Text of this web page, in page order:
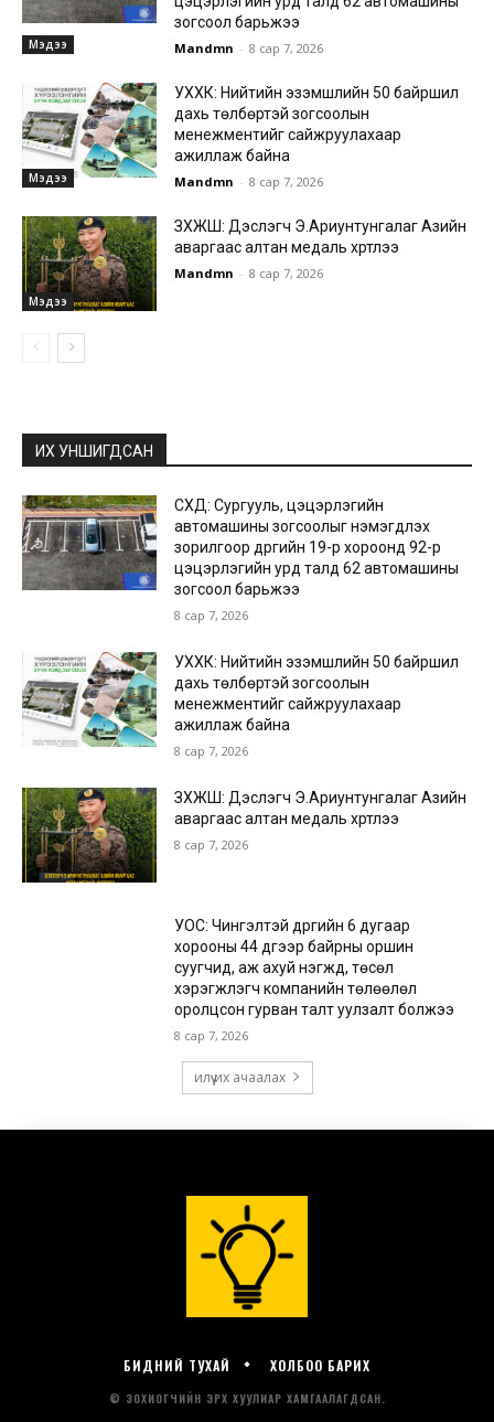
БИДНИЙ ТУХАЙ ХОЛБОО БАРИХ
© ЗОХИОГЧИЙН ЭРХ ХУУЛИАР ХАМГААЛАГДСАН.